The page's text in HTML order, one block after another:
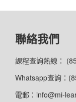
聯絡我們
課程查詢熱線：
Whatsapp查詢：
電郵：info@mi-